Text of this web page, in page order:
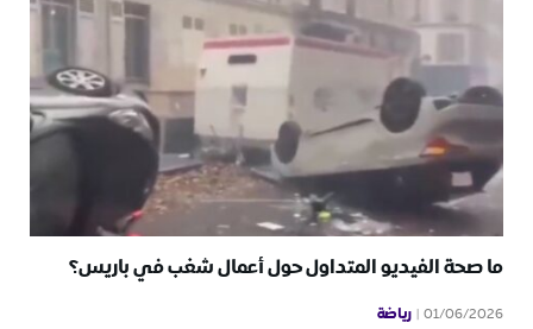
ما صحة الفيديو المتداول حول أعمال شغب في باريس؟
01/06/2026 رياضة